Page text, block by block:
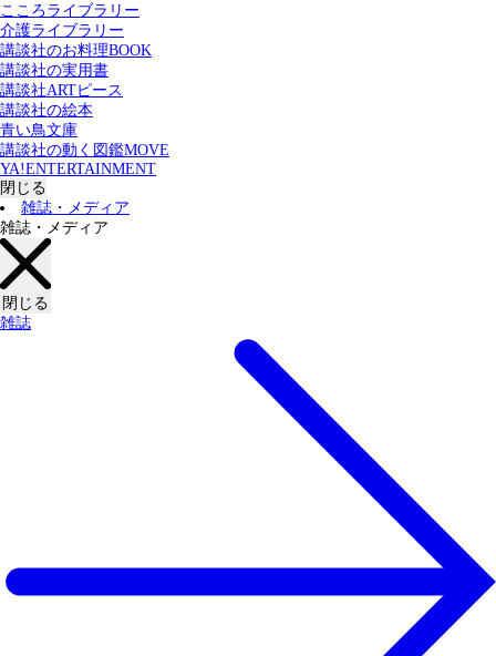
こころライブラリー
介護ライブラリー
講談社のお料理BOOK
講談社の実用書
講談社ARTピース
講談社の絵本
青い鳥文庫
講談社の動く図鑑MOVE
YA!ENTERTAINMENT
閉じる
雑誌・メディア
雑誌・メディア
閉じる
雑誌